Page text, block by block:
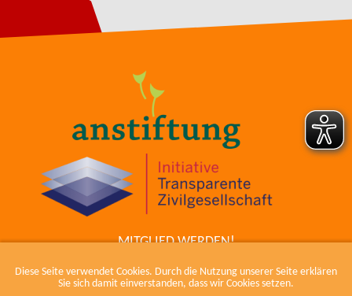
Diese Seite verwendet Cookies. Durch die Nutzung unserer Seite erklären
Sie sich damit einverstanden, dass wir Cookies setzen.
MITGLIED WERDEN!
KONTAKT